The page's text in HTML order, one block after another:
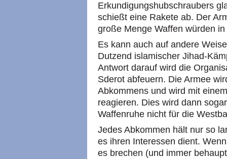
Erkundigungshubschraubers
schießt eine Rakete ab. Der
große Menge Waffen würden
Es kann auch auf andere
Dutzend islamischer Jihad-
Antwort darauf wird die
Sderot abfeuern. Die Armee
Abkommens und wird mit
reagieren. Dies wird dann
Waffenruhe nicht für die
Jedes Abkommen hält nur so
es ihren Interessen dient.
es brechen (und immer